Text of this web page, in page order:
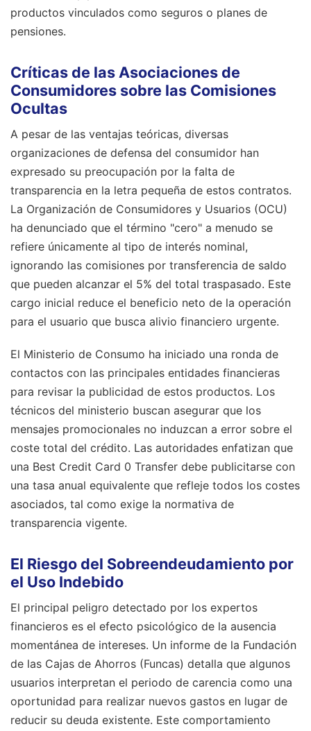
productos vinculados como seguros o planes de
pensiones.
Críticas de las Asociaciones de
Consumidores sobre las Comisiones
Ocultas
A pesar de las ventajas teóricas, diversas
organizaciones de defensa del consumidor han
expresado su preocupación por la falta de
transparencia en la letra pequeña de estos contratos.
La Organización de Consumidores y Usuarios (OCU)
ha denunciado que el término "cero" a menudo se
refiere únicamente al tipo de interés nominal,
ignorando las comisiones por transferencia de saldo
que pueden alcanzar el 5% del total traspasado. Este
cargo inicial reduce el beneficio neto de la operación
para el usuario que busca alivio financiero urgente.
El Ministerio de Consumo ha iniciado una ronda de
contactos con las principales entidades financieras
para revisar la publicidad de estos productos. Los
técnicos del ministerio buscan asegurar que los
mensajes promocionales no induzcan a error sobre el
coste total del crédito. Las autoridades enfatizan que
una Best Credit Card 0 Transfer debe publicitarse con
una tasa anual equivalente que refleje todos los costes
asociados, tal como exige la normativa de
transparencia vigente.
El Riesgo del Sobreendeudamiento por
el Uso Indebido
El principal peligro detectado por los expertos
financieros es el efecto psicológico de la ausencia
momentánea de intereses. Un informe de la Fundación
de las Cajas de Ahorros (Funcas) detalla que algunos
usuarios interpretan el periodo de carencia como una
oportunidad para realizar nuevos gastos en lugar de
reducir su deuda existente. Este comportamiento